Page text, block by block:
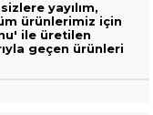
yayılım,
ürünlerimiz için
ile üretilen
geçen ürünleri